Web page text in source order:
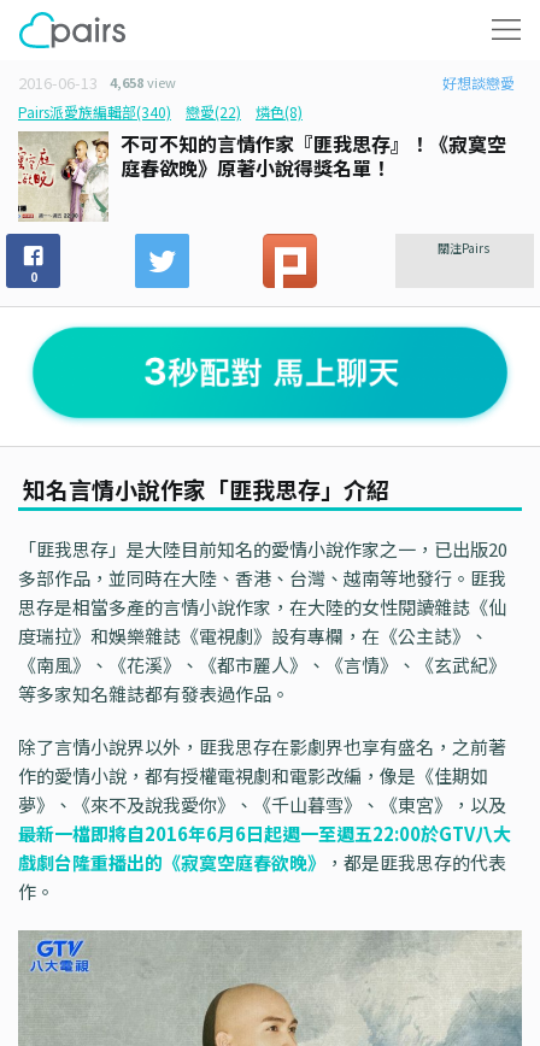
2016-06-13 4,658view
好想談戀愛
Pairs派愛族編輯部(340)
戀愛(22) 燐色(8)
不可不知的言情作家『匪我思存』！《寂寞空
庭春欲晚》原著小說得獎名單！
0
關注Pairs
知名言情小說作家「匪我思存」介紹
「匪我思存」是大陸目前知名的愛情小說作家之一，已出版20
多部作品，並同時在大陸、香港、台灣、越南等地發行。匪我
思存是相當多產的言情小說作家，在大陸的女性閱讀雜誌《仙
度瑞拉》和娛樂雜誌《電視劇》設有專欄，在《公主誌》、
《南風》、《花溪》、《都市麗人》、《言情》、《玄武紀》
等多家知名雜誌都有發表過作品。
除了言情小說界以外，匪我思存在影劇界也享有盛名，之前著
作的愛情小說，都有授權電視劇和電影改編，像是《佳期如
夢》、《來不及說我愛你》、《千山暮雪》、《東宮》，以及
最新一檔即將自2016年6月6日起週一至週五22:00於GTV八大
戲劇台隆重播出的《寂寞空庭春欲晚》
，都是匪我思存的代表
作。